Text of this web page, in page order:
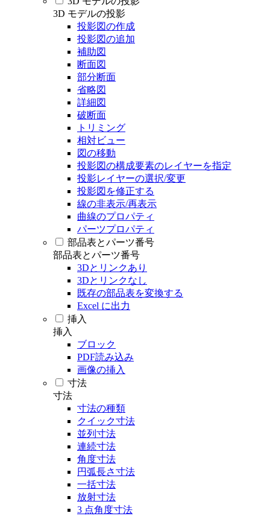
3D モデルの投影
投影図の作成
投影図の追加
補助図
断面図
部分断面
省略図
詳細図
破断面
トリミング
相対ビュー
図の移動
投影図の構成要素のレイヤーを指定
投影レイヤーの選択/変更
投影図を修正する
線の非表示/再表示
曲線のプロパティ
パーツプロパティ
部品表とパーツ番号
部品表とパーツ番号
3Dとリンクあり
3Dとリンクなし
既存の部品表を変換する
Excel に出力
挿入
挿入
ブロック
PDF読み込み
画像の挿入
寸法
寸法
寸法の種類
クイック寸法
並列寸法
連続寸法
角度寸法
円弧長さ寸法
一括寸法
放射寸法
3 点角度寸法